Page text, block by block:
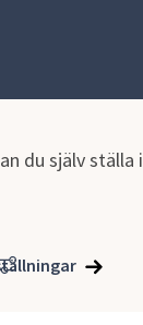
du själv ställa